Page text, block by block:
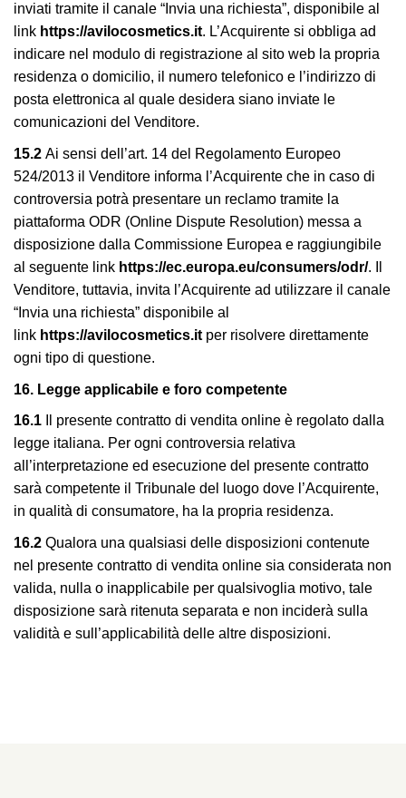
inviati tramite il canale “Invia una richiesta”, disponibile al
link https://avilocosmetics.it. L’Acquirente si obbliga ad
indicare nel modulo di registrazione al sito web la propria
residenza o domicilio, il numero telefonico e l’indirizzo di
posta elettronica al quale desidera siano inviate le
comunicazioni del Venditore.
15.2 Ai sensi dell’art. 14 del Regolamento Europeo
524/2013 il Venditore informa l’Acquirente che in caso di
controversia potrà presentare un reclamo tramite la
piattaforma ODR (Online Dispute Resolution) messa a
disposizione dalla Commissione Europea e raggiungibile
al seguente link https://ec.europa.eu/consumers/odr/. Il
Venditore, tuttavia, invita l’Acquirente ad utilizzare il canale
“Invia una richiesta” disponibile al
link https://avilocosmetics.it per risolvere direttamente
ogni tipo di questione.
16. Legge applicabile e foro competente
16.1 Il presente contratto di vendita online è regolato dalla
legge italiana. Per ogni controversia relativa
all’interpretazione ed esecuzione del presente contratto
sarà competente il Tribunale del luogo dove l’Acquirente,
in qualità di consumatore, ha la propria residenza.
16.2 Qualora una qualsiasi delle disposizioni contenute
nel presente contratto di vendita online sia considerata non
valida, nulla o inapplicabile per qualsivoglia motivo, tale
disposizione sarà ritenuta separata e non inciderà sulla
validità e sull’applicabilità delle altre disposizioni.